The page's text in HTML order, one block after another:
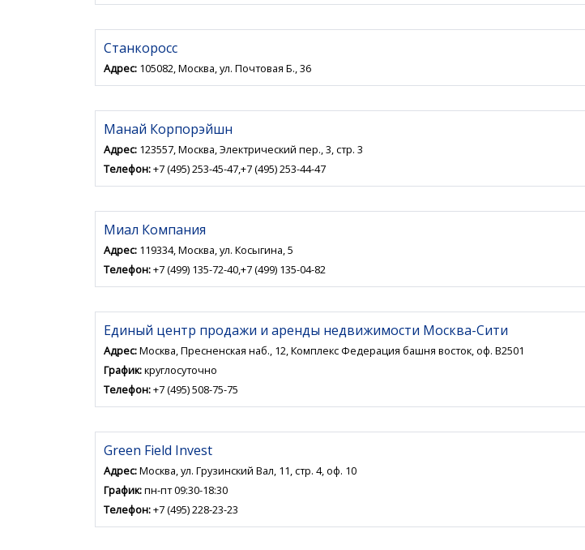
Станкоросс
Адрес: 105082, Москва, ул. Почтовая Б., 36
Манай Корпорэйшн
Адрес: 123557, Москва, Электрический пер., 3, стр. 3
Телефон:+7 (495) 253-45-47,+7 (495) 253-44-47
Миал Компания
Адрес: 119334, Москва, ул. Косыгина, 5
Телефон:+7 (499) 135-72-40,+7 (499) 135-04-82
Единый центр продажи и аренды недвижимости Москва-Сити
Адрес:Москва, Пресненская наб., 12, Комплекс Федерация башня восток, оф. В2501
График:круглосуточно
Телефон:+7 (495) 508-75-75
Green Field Invest
Адрес:Москва, ул. Грузинский Вал, 11, стр. 4, оф. 10
График:пн-пт 09:30-18:30
Телефон:+7 (495) 228-23-23